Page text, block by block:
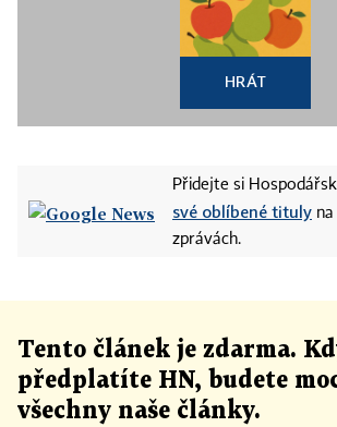
HRÁT
Přidejte si
své oblíbené tituly na
zprávách.
Tento článek je zdarma.
předplatíte HN, budete
všechny naše články.